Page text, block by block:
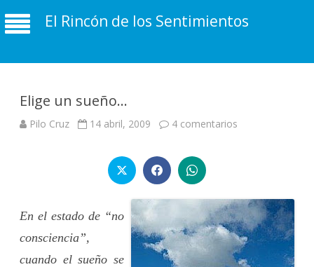
El Rincón de los Sentimientos
Elige un sueño…
Pilo Cruz 14 abril, 2009 4 comentarios
En el estado de “no
consciencia”,
cuando el sueño se